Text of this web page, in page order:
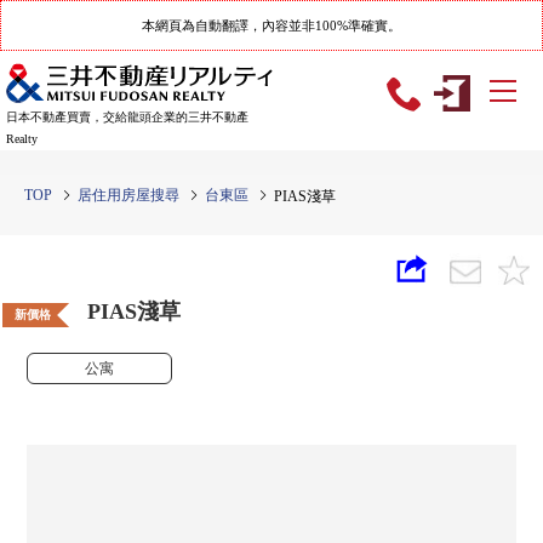
本網頁為自動翻譯，內容並非100%準確實。
日本不動產買賣，交給龍頭企業的三井不動產
Realty
TOP 居住用房屋搜尋 台東區 PIAS淺草
新價格 PIAS淺草
公寓